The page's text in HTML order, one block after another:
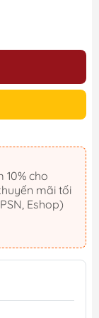
mãi tối
Eshop)